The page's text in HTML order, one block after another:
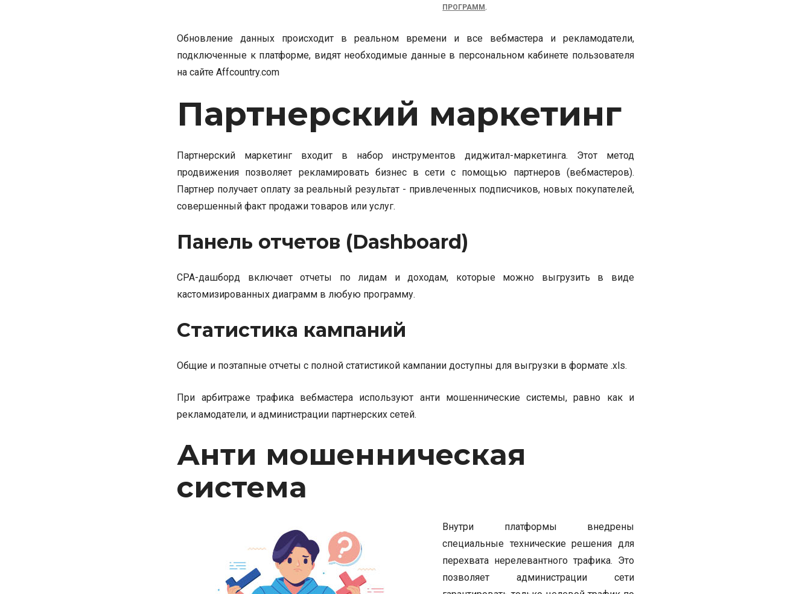
ПРОГРАММ.
Обновление данных происходит в реальном времени и все вебмастера и рекламодатели,
подключенные к платформе, видят необходимые данные в персональном кабинете пользователя
на сайте Affcountry.com
Партнерский маркетинг
Партнерский маркетинг входит в набор инструментов диджитал-маркетинга. Этот метод
продвижения позволяет рекламировать бизнес в сети с помощью партнеров (вебмастеров).
Партнер получает оплату за реальный результат - привлеченных подписчиков, новых покупателей,
совершенный факт продажи товаров или услуг.
Панель отчетов (Dashboard)
CPA-дашборд включает отчеты по лидам и доходам, которые можно выгрузить в виде
кастомизированных диаграмм в любую программу.
Статистика кампаний
Общие и поэтапные отчеты с полной статистикой кампании доступны для выгрузки в формате .xls.
При арбитраже трафика вебмастера используют анти мошеннические системы, равно как и
рекламодатели, и администрации партнерских сетей.
Анти мошенническая
система
Внутри платформы внедрены
специальные технические решения для
перехвата нерелевантного трафика. Это
позволяет администрации сети